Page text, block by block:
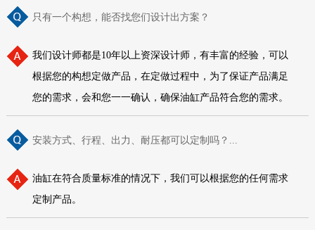
只有一个构想，能否找您们设计出方案？
我们设计师都是10年以上资深设计师，有丰富的经验，可以
根据您的构想定做产品，在定做过程中，为了保证产品满足
您的需求，会和您一一确认，确保油缸产品符合您的需求。
安装方式、行程、出力、耐压都可以定制吗？...
油缸在符合质量标准的情况下，我们可以根据您的任何需求
定制产品。